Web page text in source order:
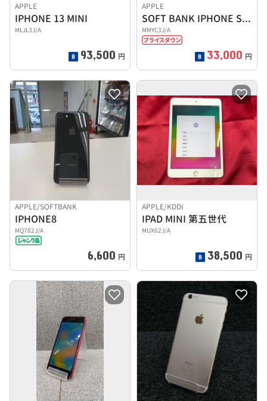
APPLE
IPHONE 13 MINI
MLJL3J/A
93,500 円
APPLE
SOFT BANK IPHONE SE3
MMYC3J/A
33,000 円
APPLE/SOFTBANK
IPHONE8
MQ782J/A
6,600 円
APPLE/KDDI
IPAD MINI 第五世代
MUX62J/A
38,500 円